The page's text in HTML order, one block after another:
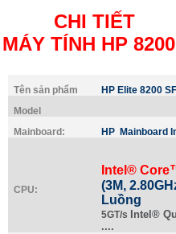
CHI TIẾT
MÁY TÍNH HP 8200
Tên sản phẩm
HP Elite 8200
Model
Mainboard:
HP Mainboard
CPU:
Intel® Core
(3M,
Luồng
5GT/s
Intel®
....